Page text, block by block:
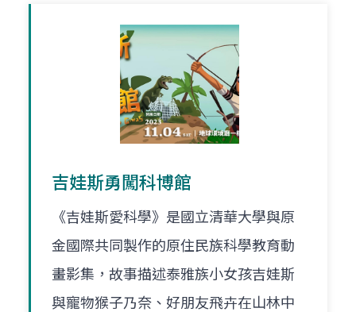
吉娃斯勇闖科博館
《吉娃斯愛科學》是國立清華大學與原
金國際共同製作的原住民族科學教育動
畫影集，故事描述泰雅族小女孩吉娃斯
與寵物猴子乃奈、好朋友飛卉在山林中